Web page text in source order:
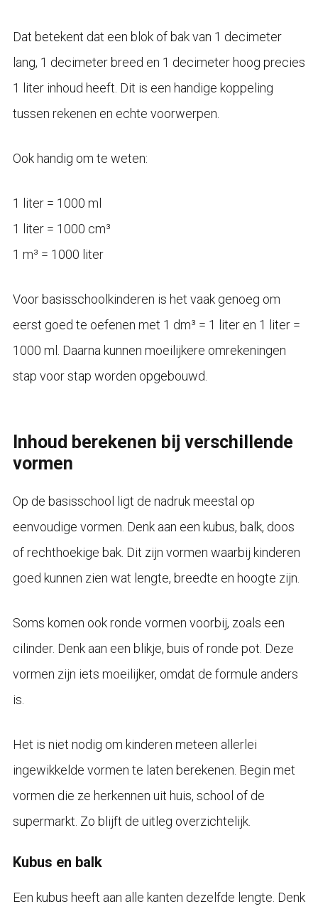
Dat betekent dat een blok of bak van 1 decimeter
lang, 1 decimeter breed en 1 decimeter hoog precies
1 liter inhoud heeft. Dit is een handige koppeling
tussen rekenen en echte voorwerpen.
Ook handig om te weten:
1 liter = 1000 ml
1 liter = 1000 cm³
1 m³ = 1000 liter
Voor basisschoolkinderen is het vaak genoeg om
eerst goed te oefenen met 1 dm³ = 1 liter en 1 liter =
1000 ml. Daarna kunnen moeilijkere omrekeningen
stap voor stap worden opgebouwd.
Inhoud berekenen bij verschillende
vormen
Op de basisschool ligt de nadruk meestal op
eenvoudige vormen. Denk aan een kubus, balk, doos
of rechthoekige bak. Dit zijn vormen waarbij kinderen
goed kunnen zien wat lengte, breedte en hoogte zijn.
Soms komen ook ronde vormen voorbij, zoals een
cilinder. Denk aan een blikje, buis of ronde pot. Deze
vormen zijn iets moeilijker, omdat de formule anders
is.
Het is niet nodig om kinderen meteen allerlei
ingewikkelde vormen te laten berekenen. Begin met
vormen die ze herkennen uit huis, school of de
supermarkt. Zo blijft de uitleg overzichtelijk.
Kubus en balk
Een kubus heeft aan alle kanten dezelfde lengte. Denk